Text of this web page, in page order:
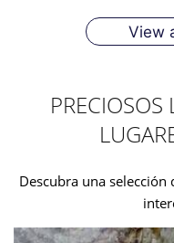
View
PRECIOSOS
Descubra una